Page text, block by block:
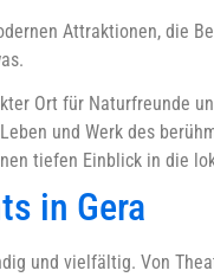
Attraktionen, die
Ort für Naturfreunde
und Werk des
tiefen Einblick in die
in Gera
und vielfältig. Von